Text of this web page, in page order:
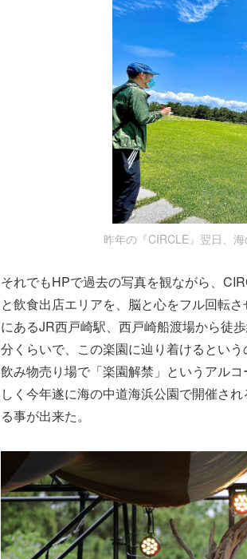
昨年の『CIRCLE』翌日、
それでもHPで過去の写真を観ながら、
と飲食出店エリアを、脳と心をフル回転
にあるJR西戸崎駅、西戸崎船渡場から徒
分くらいで、この楽園に辿り着けるとい
飲み物売り場で「楽園解禁」というアル
しく今年遂に海の中道海浜公園で開催さ
る事が出来た。